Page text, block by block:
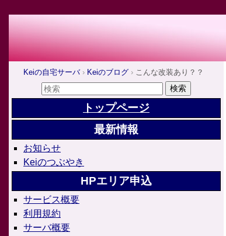
Keiの自宅サーバ Keiのブログ こんな改装あり？？
トップページ
最新情報
お知らせ
Keiのつぶやき
HPエリア申込
サービス概要
利用規約
サーバ概要